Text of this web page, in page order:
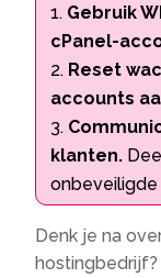
Gebruik
cPanel-
Reset
accounts
klanten.
onbeveiligde
Denk je na